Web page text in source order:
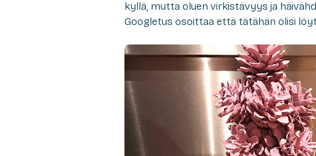
kyllä, mutta oluen virkistävyys ja
Googletus osoittaa että tätähän olisi